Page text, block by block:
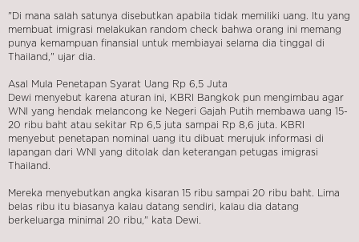
"Di mana salah satunya disebutkan apabila tidak memiliki uang. Itu yang
membuat imigrasi melakukan random check bahwa orang ini memang
punya kemampuan finansial untuk membiayai selama dia tinggal di
Thailand," ujar dia.
Asal Mula Penetapan Syarat Uang Rp 6,5 Juta
Dewi menyebut karena aturan ini, KBRI Bangkok pun mengimbau agar
WNI yang hendak melancong ke Negeri Gajah Putih membawa uang 15-
20 ribu baht atau sekitar Rp 6,5 juta sampai Rp 8,6 juta. KBRI
menyebut penetapan nominal uang itu dibuat merujuk informasi di
lapangan dari WNI yang ditolak dan keterangan petugas imigrasi
Thailand.
Mereka menyebutkan angka kisaran 15 ribu sampai 20 ribu baht. Lima
belas ribu itu biasanya kalau datang sendiri, kalau dia datang
berkeluarga minimal 20 ribu," kata Dewi.